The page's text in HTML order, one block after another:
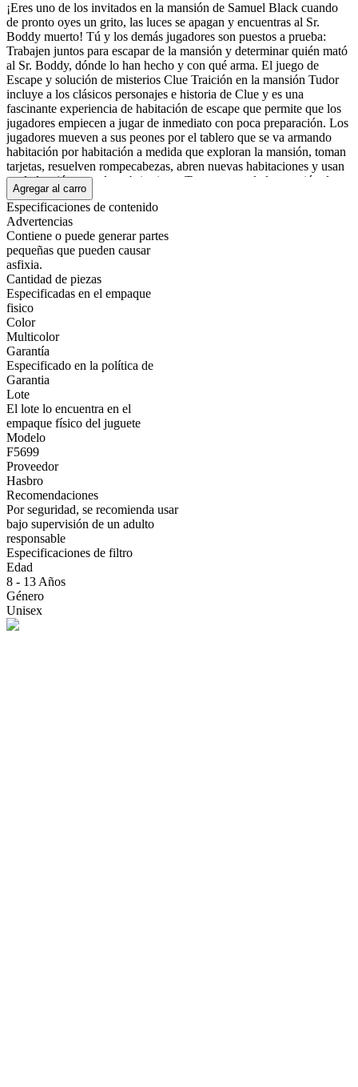
¡Eres uno de los invitados en la mansión de Samuel Black cuando
de pronto oyes un grito, las luces se apagan y encuentras al Sr.
Boddy muerto! Tú y los demás jugadores son puestos a prueba:
Trabajen juntos para escapar de la mansión y determinar quién mató
al Sr. Boddy, dónde lo han hecho y con qué arma. El juego de
Escape y solución de misterios Clue Traición en la mansión Tudor
incluye a los clásicos personajes e historia de Clue y es una
fascinante experiencia de habitación de escape que permite que los
jugadores empiecen a jugar de inmediato con poca preparación. Los
jugadores mueven a sus peones por el tablero que se va armando
habitación por habitación a medida que exploran la mansión, toman
tarjetas, resuelven rompecabezas, abren nuevas habitaciones y usan
su deducción para descubrir pistas. Tras escapar de la mansión, los
jugadores revisan las pistas que han recolectado para hacer una
acusación correcta y ganar la partida. Junta a tus amigos y familiares
para participar en una experiencia inmersiva y cinemática con este
juego que se juega una sola vez. Este juego estilo Escape de la
Habitación es para 1 a 6 jugadores a partir de 10 años y es un regalo
fantástico para los fans de los misterios.
Mostrar más
Agregar al carro
Especificaciones de contenido
Advertencias
Contiene o puede generar partes
pequeñas que pueden causar
asfixia.
Cantidad de piezas
Especificadas en el empaque
fisico
Color
Multicolor
Garantía
Especificado en la política de
Garantia
Lote
El lote lo encuentra en el
empaque físico del juguete
Modelo
F5699
Proveedor
Hasbro
Recomendaciones
Por seguridad, se recomienda usar
bajo supervisión de un adulto
responsable
Especificaciones de filtro
Edad
8 - 13 Años
Género
Unisex